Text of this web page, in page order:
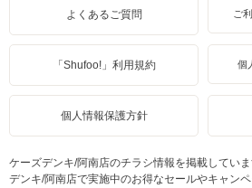
よくあるご質問 ご
「Shufoo!」利用規約 個
個人情報保護方針
ケーズデンキ/阿南店のチラシ情報を掲載してい
デンキ/阿南店で実施中のお得なセールやキャン